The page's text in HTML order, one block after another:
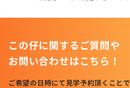
この仔に関するご質問や
お問い合わせはこちら！
ご希望の日時にて見学予約頂くことで